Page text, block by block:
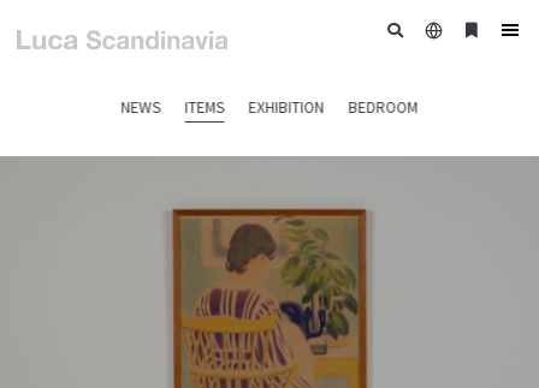
NEWS ITEMS EXHIBITION BEDROOM
日
ブ
ー